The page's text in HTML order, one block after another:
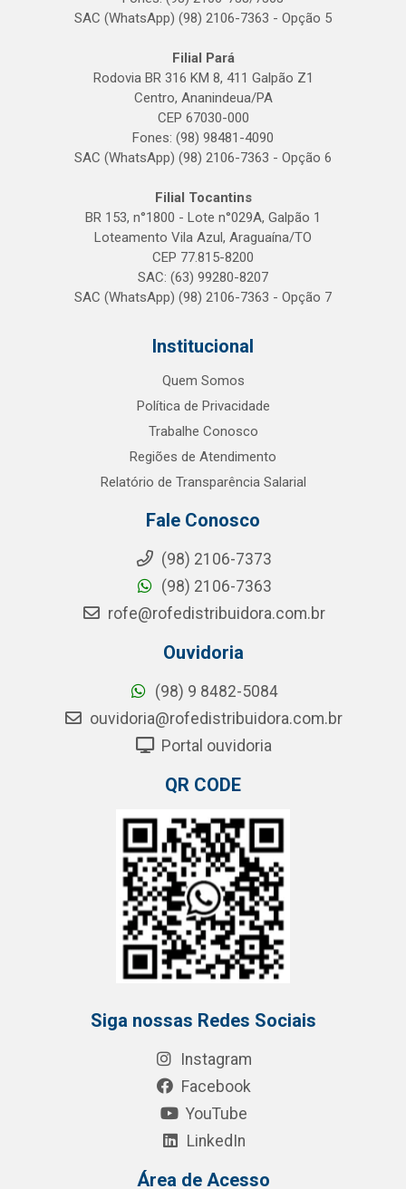
SAC (WhatsApp) (98) 2106-7363 - Opção 5
Filial Pará
Rodovia BR 316 KM 8, 411 Galpão Z1
Centro, Ananindeua/PA
CEP 67030-000
Fones: (98) 98481-4090
SAC (WhatsApp) (98) 2106-7363 - Opção 6
Filial Tocantins
BR 153, n°1800 - Lote n°029A, Galpão 1
Loteamento Vila Azul, Araguaína/TO
CEP 77.815-8200
SAC: (63) 99280-8207
SAC (WhatsApp) (98) 2106-7363 - Opção 7
Institucional
Quem Somos
Política de Privacidade
Trabalhe Conosco
Regiões de Atendimento
Relatório de Transparência Salarial
Fale Conosco
(98) 2106-7373
(98) 2106-7363
rofe@rofedistribuidora.com.br
Ouvidoria
(98) 9 8482-5084
ouvidoria@rofedistribuidora.com.br
Portal ouvidoria
QR CODE
Siga nossas Redes Sociais
Instagram
Facebook
YouTube
LinkedIn
Área de Acesso